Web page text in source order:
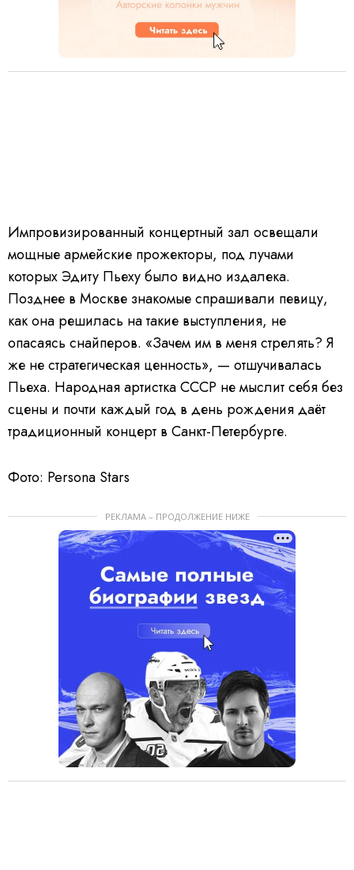
Импровизированный концертный зал освещали
мощные армейские прожекторы, под лучами
которых Эдиту Пьеху было видно издалека.
Позднее в Москве знакомые спрашивали певицу,
как она решилась на такие выступления, не
опасаясь снайперов. «Зачем им в меня стрелять? Я
же не стратегическая ценность», — отшучивалась
Пьеха. Народная артистка СССР не мыслит себя без
сцены и почти каждый год в день рождения даёт
традиционный концерт в Санкт-Петербурге.
Фото: Persona Stars
РЕКЛАМА – ПРОДОЛЖЕНИЕ НИЖЕ